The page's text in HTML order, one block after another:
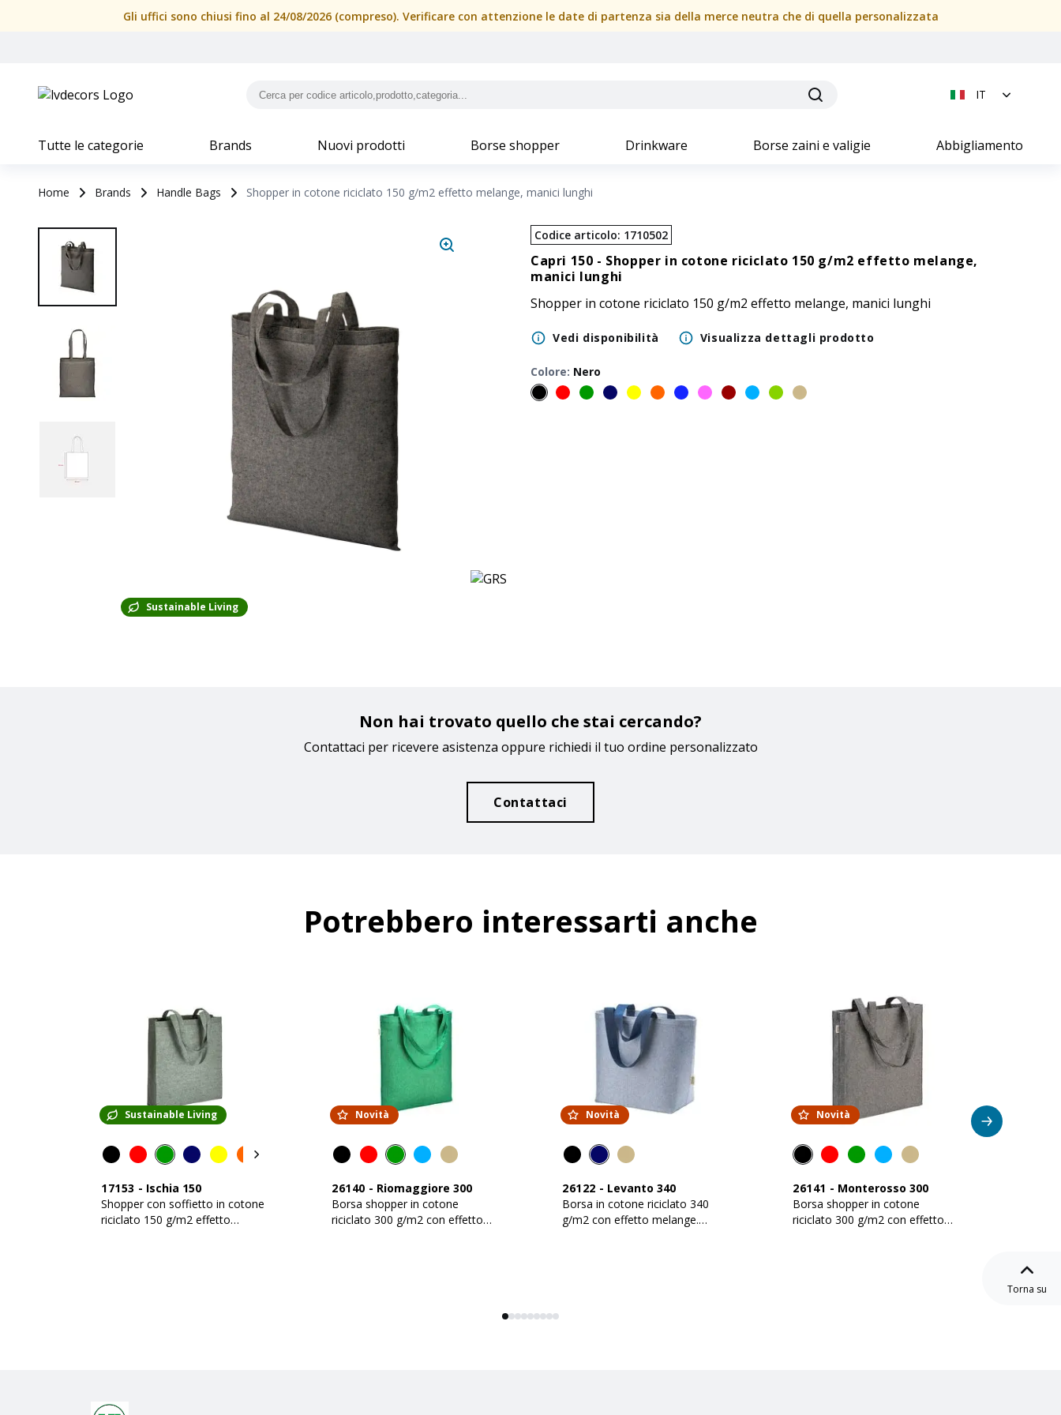
Gli uffici sono chiusi fino al 24/08/2026 (compreso). Verificare con attenzione le date di partenza sia della merce neutra che di quella personalizzata
IT
Tutte le categorie Brands Nuovi prodotti Borse shopper Drinkware Borse zaini e valigie Abbigliamento
Home Brands Handle Bags Shopper in cotone riciclato 150 g/m2 effetto melange, manici lunghi
Sustainable Living
Codice articolo: 1710502
Capri 150 - Shopper in cotone riciclato 150 g/m2 effetto melange,
manici lunghi
Shopper in cotone riciclato 150 g/m2 effetto melange, manici lunghi
Vedi disponibilità Visualizza dettagli prodotto
Colore: Nero
Non hai trovato quello che stai cercando?
Contattaci per ricevere asistenza oppure richiedi il tuo ordine personalizzato
Contattaci
Potrebbero interessarti anche
Sustainable Living
17153 - Ischia 150
Shopper con soffietto in cotone
riciclato 150 g/m2 effetto
Novità
26140 - Riomaggiore 300
Borsa shopper in cotone
riciclato 300 g/m2 con effetto
Novità
26122 - Levanto 340
Borsa in cotone riciclato 340
g/m2 con effetto melange.
Novità
26141 - Monterosso 300
Borsa shopper in cotone
riciclato 300 g/m2 con effetto
Torna su